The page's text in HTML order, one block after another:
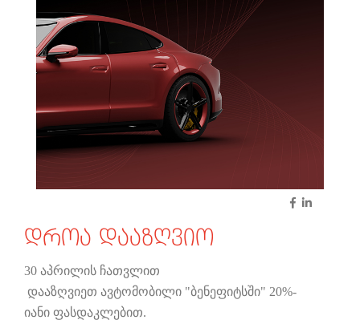
დროა დააზღვიო
30 აპრილის ჩათვლით
დააზღვიეთ ავტომობილი "ბენეფიტსში" 20%-
იანი ფასდაკლებით.